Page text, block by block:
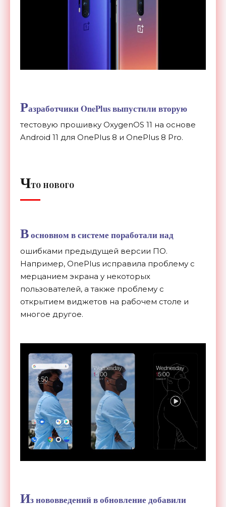
Разработчики OnePlus выпустили вторую
тестовую прошивку OxygenOS 11 на основе
Android 11 для OnePlus 8 и OnePlus 8 Pro.
Что нового
Восновном в системе поработали над
ошибками предыдущей версии ПО.
Например, OnePlus исправила проблему с
мерцанием экрана у некоторых
пользователей, а также проблему с
открытием виджетов на рабочем столе и
многое другое.
Из нововведений в обновление добавили